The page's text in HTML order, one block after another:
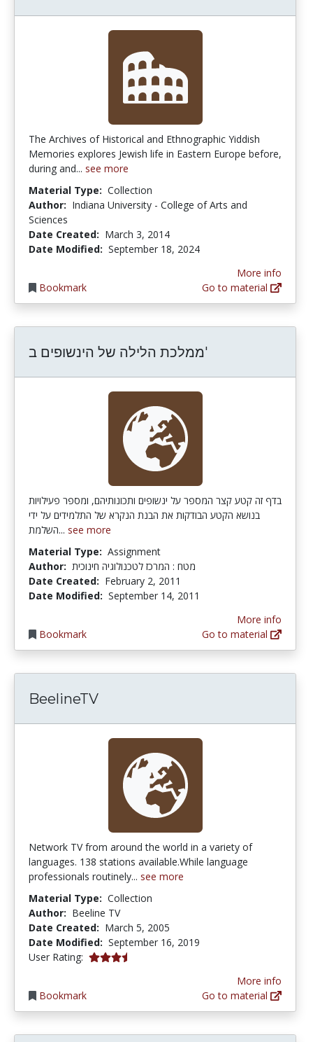
The Archives of Historical and Ethnographic Yiddish
Memories explores Jewish life in Eastern Europe before,
during and... see more
Material Type: Collection
Author: Indiana University - College of Arts and
Sciences
Date Created: March 3, 2014
Date Modified: September 18, 2024
Bookmark
More info
Go to material
ממלכת הלילה של הינשופים ב'
בדף זה קטע קצר המספר על ינשופים ותכונותיהם, ומספר פעילויות
בנושא הקטע הבודקות את הבנת הנקרא של התלמידים על ידי
השלמת... see more
Material Type: Assignment
Author: מטח : המרכז לטכנולוגיה חינוכית
Date Created: February 2, 2011
Date Modified: September 14, 2011
Bookmark
More info
Go to material
BeelineTV
Network TV from around the world in a variety of
languages. 138 stations available.While language
professionals routinely... see more
Material Type: Collection
Author: Beeline TV
Date Created: March 5, 2005
Date Modified: September 16, 2019
User Rating: 3.3333333 stars
Bookmark
More info
Go to material